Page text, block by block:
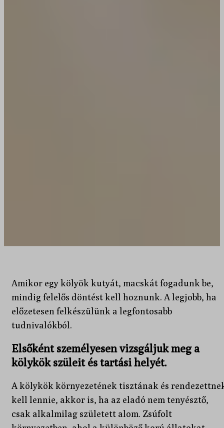
Amikor egy kölyök kutyát, macskát fogadunk be,
mindig felelős döntést kell hoznunk. A legjobb, ha
előzetesen felkészülünk a legfontosabb
tudnivalókból.
Elsőként személyesen vizsgáljuk meg a
kölykök szüleit és tartási helyét.
A kölykök környezetének tisztának és
kell lennie, akkor is, ha az eladó nem tenyésztő,
csak alkalmilag született alom. Zsúfolt